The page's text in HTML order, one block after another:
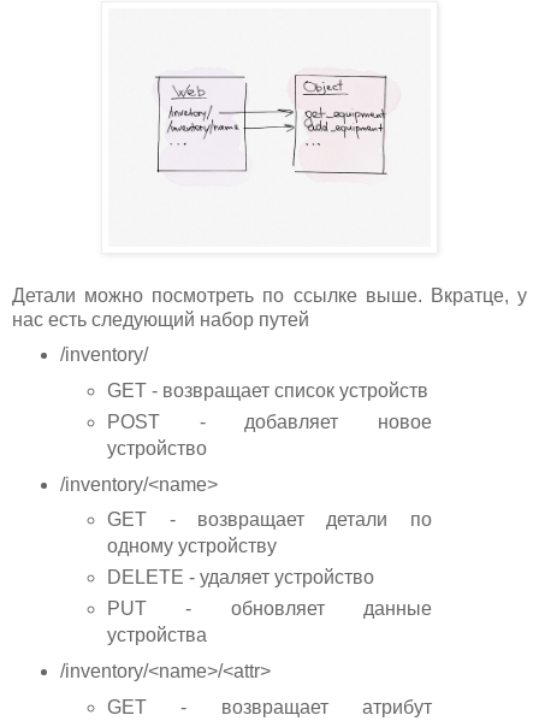
Детали можно посмотреть по ссылке выше. Вкратце, у
нас есть следующий набор путей
/inventory/
GET - возвращает список устройств
POST - добавляет новое
устройство
/inventory/<name>
GET - возвращает детали по
одному устройству
DELETE - удаляет устройство
PUT - обновляет данные
устройства
/inventory/<name>/<attr>
GET - возвращает атрибут